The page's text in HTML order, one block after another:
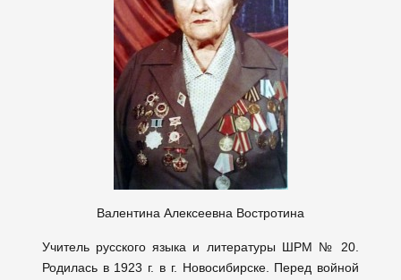
Валентина Алексеевна Востротина
Учитель русского языка и литературы ШРМ № 20.
Родилась в 1923 г. в г. Новосибирске. Перед войной